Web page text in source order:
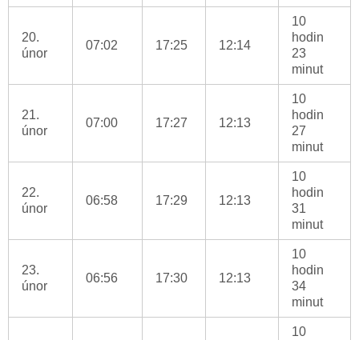
20.
únor
07:02 17:25 12:14
10
hodin
23
minut
21.
únor
07:00 17:27 12:13
10
hodin
27
minut
22.
únor
06:58 17:29 12:13
10
hodin
31
minut
23.
únor
06:56 17:30 12:13
10
hodin
34
minut
10